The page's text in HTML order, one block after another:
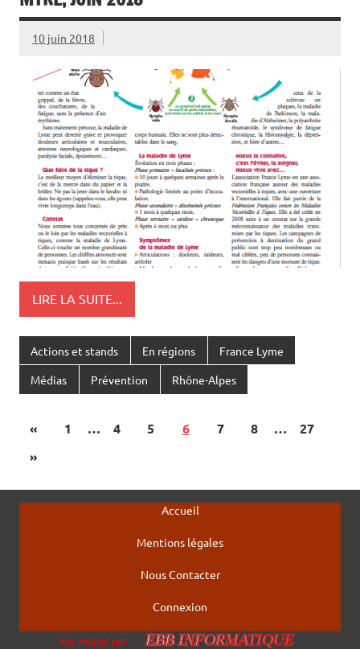
10 juin 2018
LIRE LA SUITE...
Actions et stands En régions France Lyme
Médias Prévention Rhône-Alpes
« 1 … 4 5 6 7 8 …
27
»
Accueil
Mentions légales
Nous Contacter
Connexion
Site réalisé par : EBB INFORMATIQUE